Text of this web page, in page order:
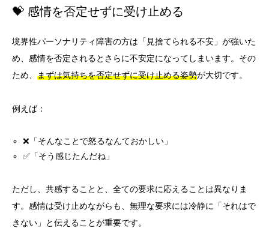
💝 感情を否定せずに受け止める
境界性パーソナリティ障害の方は「見捨てられる不安」が強いた
め、感情を否定されるとさらに不安定になってしまいます。その
ため、 まずは気持ちを否定せずに受け止める姿勢が大切です。
例えば：
❌「そんなことで怒るなんておかしい」
✅「そう感じたんだね」
ただし、共感することと、全ての要求に応えることは異なりま
す。感情は受け止めながらも、無理な要求には冷静に「それはで
きない」と伝えることが重要です。